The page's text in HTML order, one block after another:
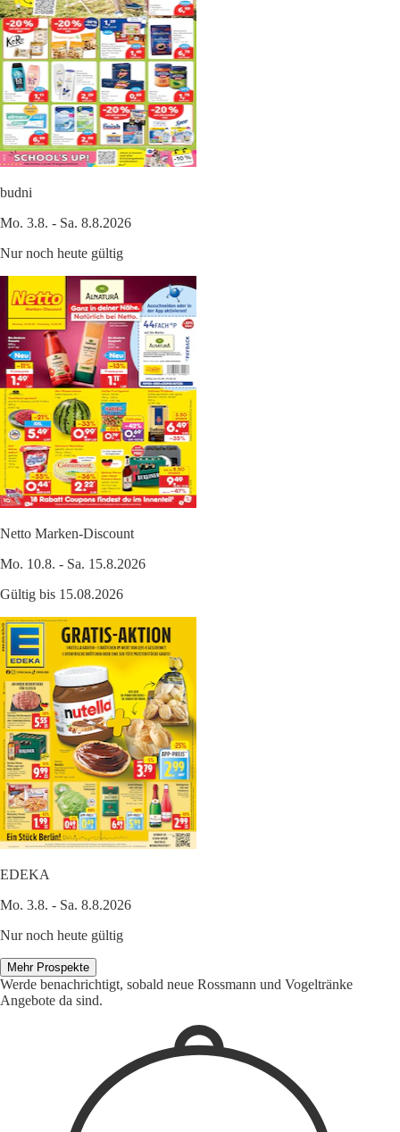
budni
Mo. 3.8. - Sa. 8.8.2026
Nur noch heute gültig
Netto Marken-Discount
Mo. 10.8. - Sa. 15.8.2026
Gültig bis 15.08.2026
EDEKA
Mo. 3.8. - Sa. 8.8.2026
Nur noch heute gültig
Mehr Prospekte
Werde benachrichtigt, sobald neue Rossmann und Vogeltränke
Angebote da sind.